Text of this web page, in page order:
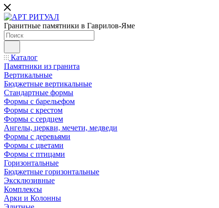
Гранитные памятники в Гаврилов-Яме
Каталог
Памятники из гранита
Вертикальные
Бюджетные вертикальные
Стандартные формы
Формы с барельефом
Формы с крестом
Формы с сердцем
Ангелы, церкви, мечети, медведи
Формы с деревьями
Формы с цветами
Формы с птицами
Горизонтальные
Бюджетные горизонтальные
Эксклюзивные
Комплексы
Арки и Колонны